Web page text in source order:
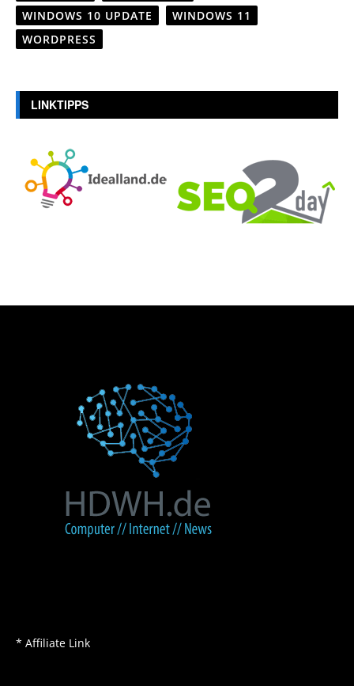
WINDOWS 10 UPDATE
WINDOWS 11
WORDPRESS
LINKTIPPS
* Affiliate Link